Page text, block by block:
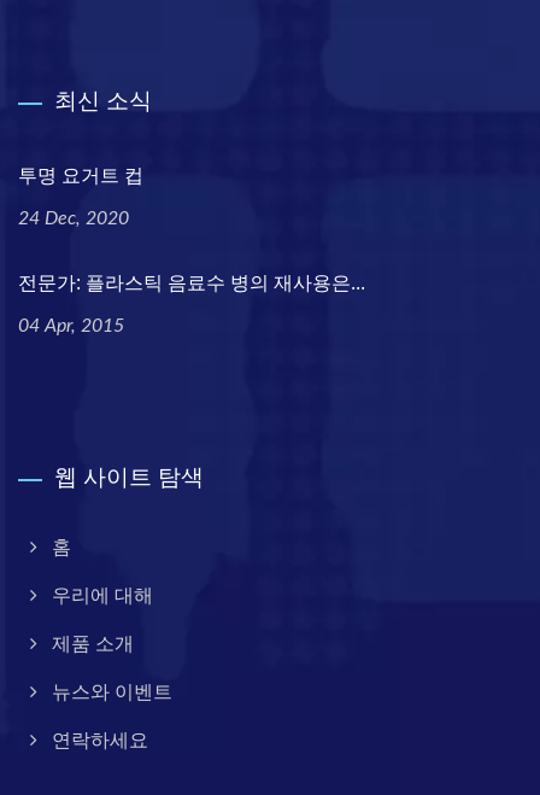
최신 소식
투명 요거트 컵
24 Dec, 2020
전문가: 플라스틱 음료수 병의 재사용은...
04 Apr, 2015
웹 사이트 탐색
홈
우리에 대해
제품 소개
뉴스와 이벤트
연락하세요